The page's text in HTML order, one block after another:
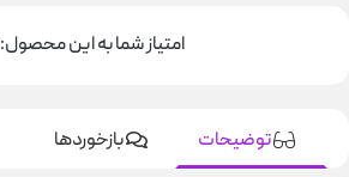
امتیاز شما به این محصول:
توضیحات بازخوردها